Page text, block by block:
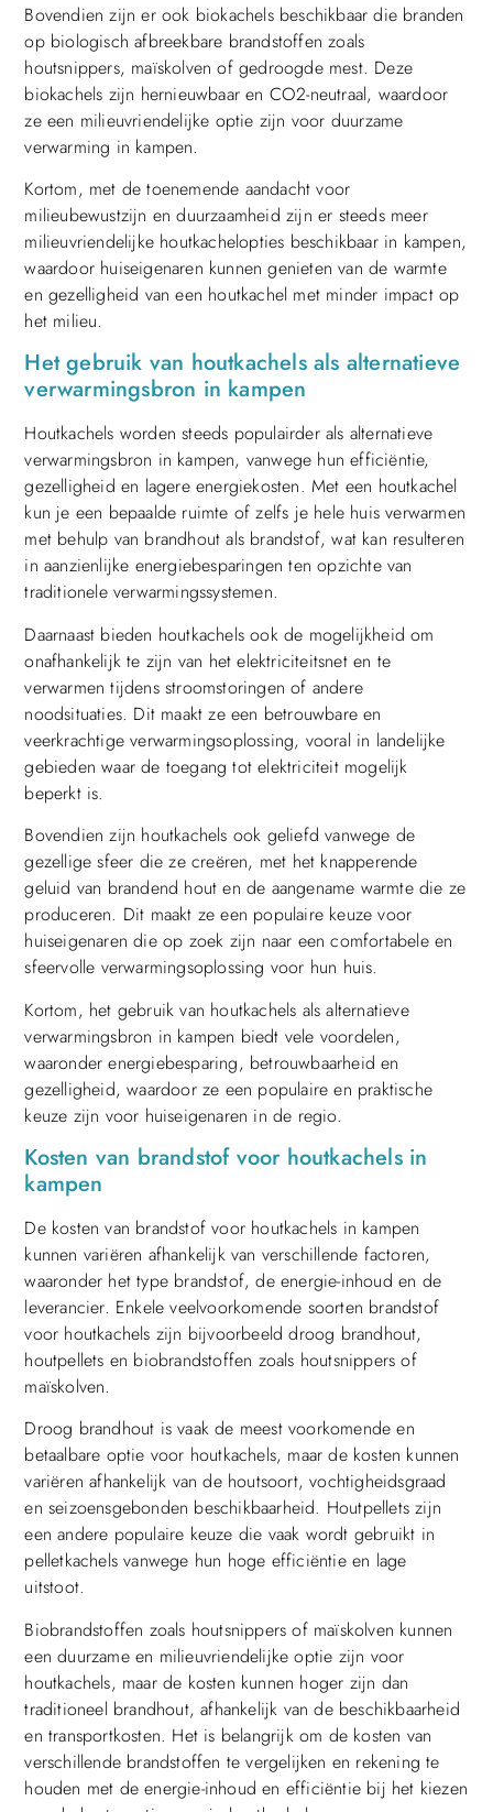
Bovendien zijn er ook biokachels beschikbaar die branden
op biologisch afbreekbare brandstoffen zoals
houtsnippers, maïskolven of gedroogde mest. Deze
biokachels zijn hernieuwbaar en CO2-neutraal, waardoor
ze een milieuvriendelijke optie zijn voor duurzame
verwarming in kampen.
Kortom, met de toenemende aandacht voor
milieubewustzijn en duurzaamheid zijn er steeds meer
milieuvriendelijke houtkachelopties beschikbaar in kampen,
waardoor huiseigenaren kunnen genieten van de warmte
en gezelligheid van een houtkachel met minder impact op
het milieu.
Het gebruik van houtkachels als alternatieve
verwarmingsbron in kampen
Houtkachels worden steeds populairder als alternatieve
verwarmingsbron in kampen, vanwege hun efficiëntie,
gezelligheid en lagere energiekosten. Met een houtkachel
kun je een bepaalde ruimte of zelfs je hele huis verwarmen
met behulp van brandhout als brandstof, wat kan resulteren
in aanzienlijke energiebesparingen ten opzichte van
traditionele verwarmingssystemen.
Daarnaast bieden houtkachels ook de mogelijkheid om
onafhankelijk te zijn van het elektriciteitsnet en te
verwarmen tijdens stroomstoringen of andere
noodsituaties. Dit maakt ze een betrouwbare en
veerkrachtige verwarmingsoplossing, vooral in landelijke
gebieden waar de toegang tot elektriciteit mogelijk
beperkt is.
Bovendien zijn houtkachels ook geliefd vanwege de
gezellige sfeer die ze creëren, met het knapperende
geluid van brandend hout en de aangename warmte die ze
produceren. Dit maakt ze een populaire keuze voor
huiseigenaren die op zoek zijn naar een comfortabele en
sfeervolle verwarmingsoplossing voor hun huis.
Kortom, het gebruik van houtkachels als alternatieve
verwarmingsbron in kampen biedt vele voordelen,
waaronder energiebesparing, betrouwbaarheid en
gezelligheid, waardoor ze een populaire en praktische
keuze zijn voor huiseigenaren in de regio.
Kosten van brandstof voor houtkachels in
kampen
De kosten van brandstof voor houtkachels in kampen
kunnen variëren afhankelijk van verschillende factoren,
waaronder het type brandstof, de energie-inhoud en de
leverancier. Enkele veelvoorkomende soorten brandstof
voor houtkachels zijn bijvoorbeeld droog brandhout,
houtpellets en biobrandstoffen zoals houtsnippers of
maïskolven.
Droog brandhout is vaak de meest voorkomende en
betaalbare optie voor houtkachels, maar de kosten kunnen
variëren afhankelijk van de houtsoort, vochtigheidsgraad
en seizoensgebonden beschikbaarheid. Houtpellets zijn
een andere populaire keuze die vaak wordt gebruikt in
pelletkachels vanwege hun hoge efficiëntie en lage
uitstoot.
Biobrandstoffen zoals houtsnippers of maïskolven kunnen
een duurzame en milieuvriendelijke optie zijn voor
houtkachels, maar de kosten kunnen hoger zijn dan
traditioneel brandhout, afhankelijk van de beschikbaarheid
en transportkosten. Het is belangrijk om de kosten van
verschillende brandstoffen te vergelijken en rekening te
houden met de energie-inhoud en efficiëntie bij het kiezen